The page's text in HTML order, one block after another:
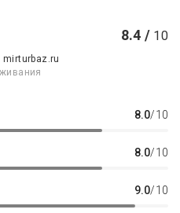
8.4 / 10
mirturbaz.ru
8.0/10
8.0/10
9.0/10